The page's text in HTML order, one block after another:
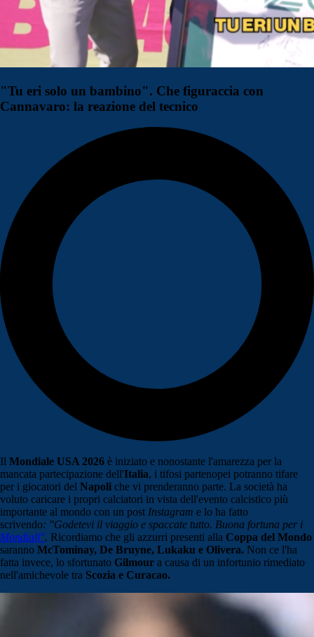
"Tu eri solo un bambino". Che figuraccia con
Cannavaro: la reazione del tecnico
Il Mondiale USA 2026 è iniziato e nonostante l'amarezza per la
mancata partecipazione dell'Italia, i tifosi partenopei potranno tifare
per i giocatori del Napoli che vi prenderanno parte. La società ha
voluto caricare i propri calciatori in vista dell'evento calcistico più
importante al mondo con un post Instagram e lo ha fatto
scrivendo: "Godetevi il viaggio e spaccate tutto. Buona fortuna per i
Mondiali". Ricordiamo che gli azzurri presenti alla Coppa del Mondo
saranno McTominay, De Bruyne, Lukaku e Olivera. Non ce l'ha
fatta invece, lo sfortunato Gilmour a causa di un infortunio rimediato
nell'amichevole tra Scozia e Curacao.